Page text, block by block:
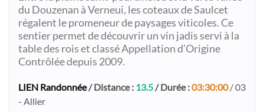
du Douzenan à Verneui, les coteaux de Saulcet
régalent le promeneur de paysages viticoles. Ce
sentier permet de découvrir un vin jadis servi à la
table des rois et classé Appellation d’Origine
Contrôlée depuis 2009.
LIEN Randonnée/ Distance : 13.5/ Durée :03:30:00/ 03
- Allier